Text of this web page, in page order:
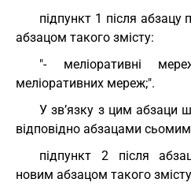
підпункт 1 після абзацу
абзацом такого змісту:
"- меліоративні
меліоративних мереж;".
У зв’язку з цим абзаци
відповідно абзацами
підпункт 2 після
новим абзацом такого